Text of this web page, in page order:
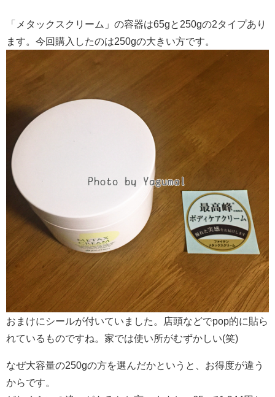
「メタックスクリーム」の容器は65gと250gの2タイプあり
ます。今回購入したのは250gの大きい方です。
おまけにシールが付いていました。店頭などでpop的に貼ら
れているものですね。家では使い所がむずかしい(笑)
なぜ大容量の250gの方を選んだかというと、お得度が違う
からです。